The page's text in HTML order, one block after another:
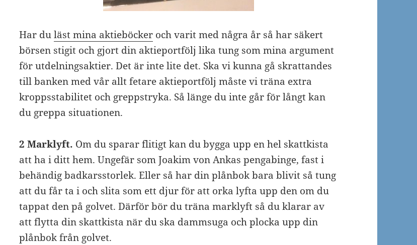
Har duläst mina aktieböcker och varit med några år så har säkert
börsen stigit och gjort din aktieportfölj lika tung som mina argument
för utdelningsaktier. Det är inte lite det. Ska vi kunna gå skrattandes
till banken med vår allt fetare aktieportfölj måste vi träna extra
kroppsstabilitet och greppstryka. Så länge du inte går för långt kan
du greppa situationen.
2 Marklyft. Om du sparar flitigt kan du bygga upp en hel skattkista
att ha i ditt hem. Ungefär som Joakim von Ankas pengabinge, fast i
behändig badkarsstorlek. Eller så har din plånbok bara blivit så tung
att du får ta i och slita som ett djur för att orka lyfta upp den om du
tappat den på golvet. Därför bör du träna marklyft så du klarar av
att flytta din skattkista när du ska dammsuga och plocka upp din
plånbok från golvet.